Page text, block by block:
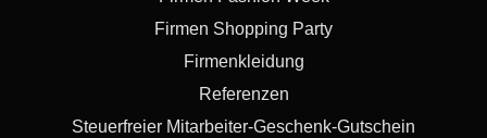
Firmen Shopping Party
Firmenkleidung
Referenzen
Steuerfreier Mitarbeiter-Geschenk-Gutschein